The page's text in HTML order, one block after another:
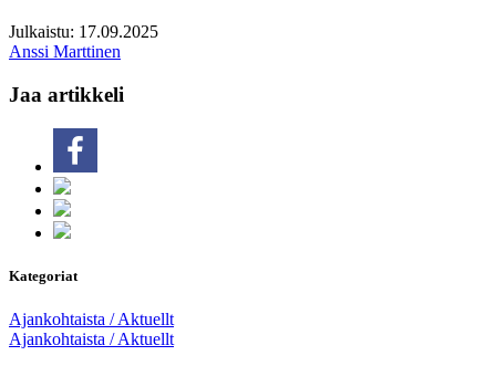
Julkaistu: 17.09.2025
Anssi Marttinen
Jaa artikkeli
Kategoriat
Ajankohtaista / Aktuellt
Ajankohtaista / Aktuellt